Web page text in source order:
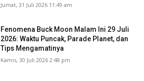
Jumat, 31 Juli 2026 11:49 am
Fenomena Buck Moon Malam Ini 29 Juli
2026: Waktu Puncak, Parade Planet, dan
Tips Mengamatinya
Kamis, 30 Juli 2026 2:48 pm